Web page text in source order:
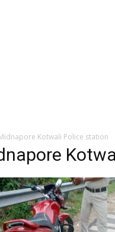
Kotwali Police station